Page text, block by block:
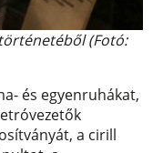
(Fotó:
és egyenruhákat,
a cirill